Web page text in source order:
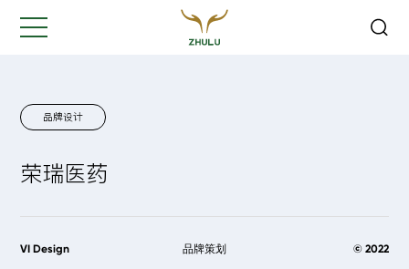
品牌设计
荣瑞医药
VI Design 品牌策划 © 2022
是我们最重要的工作之一...
您的姓名:*